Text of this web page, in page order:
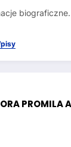
biograficzne.
PROMILA